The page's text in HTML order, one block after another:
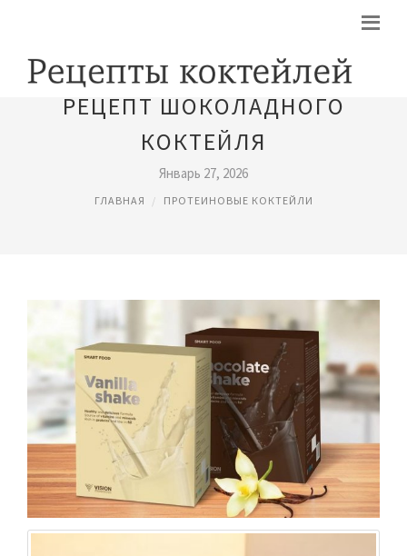
РЕЦЕПТ ШОКОЛАДНОГО
КОКТЕЙЛЯ
Январь 27, 2026
ГЛАВНАЯ ПРОТЕИНОВЫЕ КОКТЕЙЛИ